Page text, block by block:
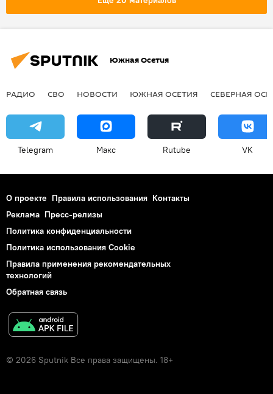
Украина
Безопасность Новости
Южная Осетия
РАДИО СВО НОВОСТИ ЮЖНАЯ ОСЕТИЯ СЕВЕРНАЯ
Telegram Макс Rutube VK
О проекте Правила использования Контакты
Реклама Пресс-релизы
Политика конфиденциальности
Политика использования Cookie
Правила применения рекомендательных
технологий
Обратная связь
© 2026 Sputnik Все права защищены. 18+